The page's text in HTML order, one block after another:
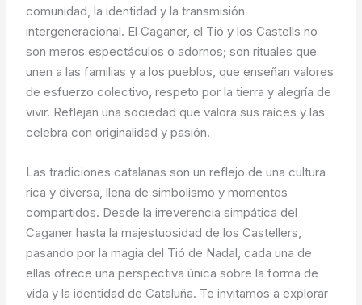
comunidad, la identidad y la transmisión
intergeneracional. El Caganer, el Tió y los Castells no
son meros espectáculos o adornos; son rituales que
unen a las familias y a los pueblos, que enseñan valores
de esfuerzo colectivo, respeto por la tierra y alegría de
vivir. Reflejan una sociedad que valora sus raíces y las
celebra con originalidad y pasión.
Las tradiciones catalanas son un reflejo de una cultura
rica y diversa, llena de simbolismo y momentos
compartidos. Desde la irreverencia simpática del
Caganer hasta la majestuosidad de los Castellers,
pasando por la magia del Tió de Nadal, cada una de
ellas ofrece una perspectiva única sobre la forma de
vida y la identidad de Cataluña. Te invitamos a explorar